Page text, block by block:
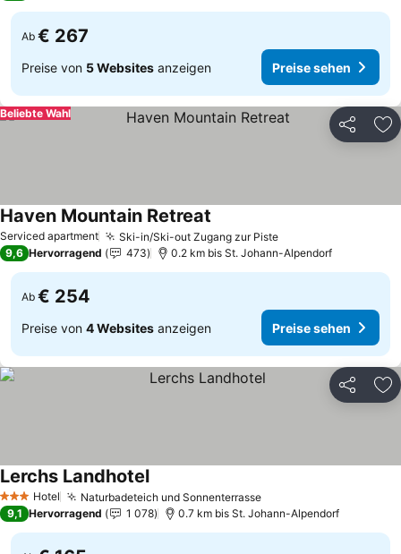
Ab € 267
Preise von 5 Websites anzeigen Preise sehen
Teilen
Beliebte Wahl
Serviced apartment Ski-in/Ski-out Zugang zur Piste
Haven Mountain Retreat
9,6 Hervorragend 473 0.2 km bis St. Johann-Alpendorf
Ab € 254
Preise von 4 Websites anzeigen Preise sehen
Teilen
3 SterneHotel Naturbadeteich und Sonnenterrasse
Lerchs Landhotel
9,1 Hervorragend 1 078 0.7 km bis St. Johann-Alpendorf